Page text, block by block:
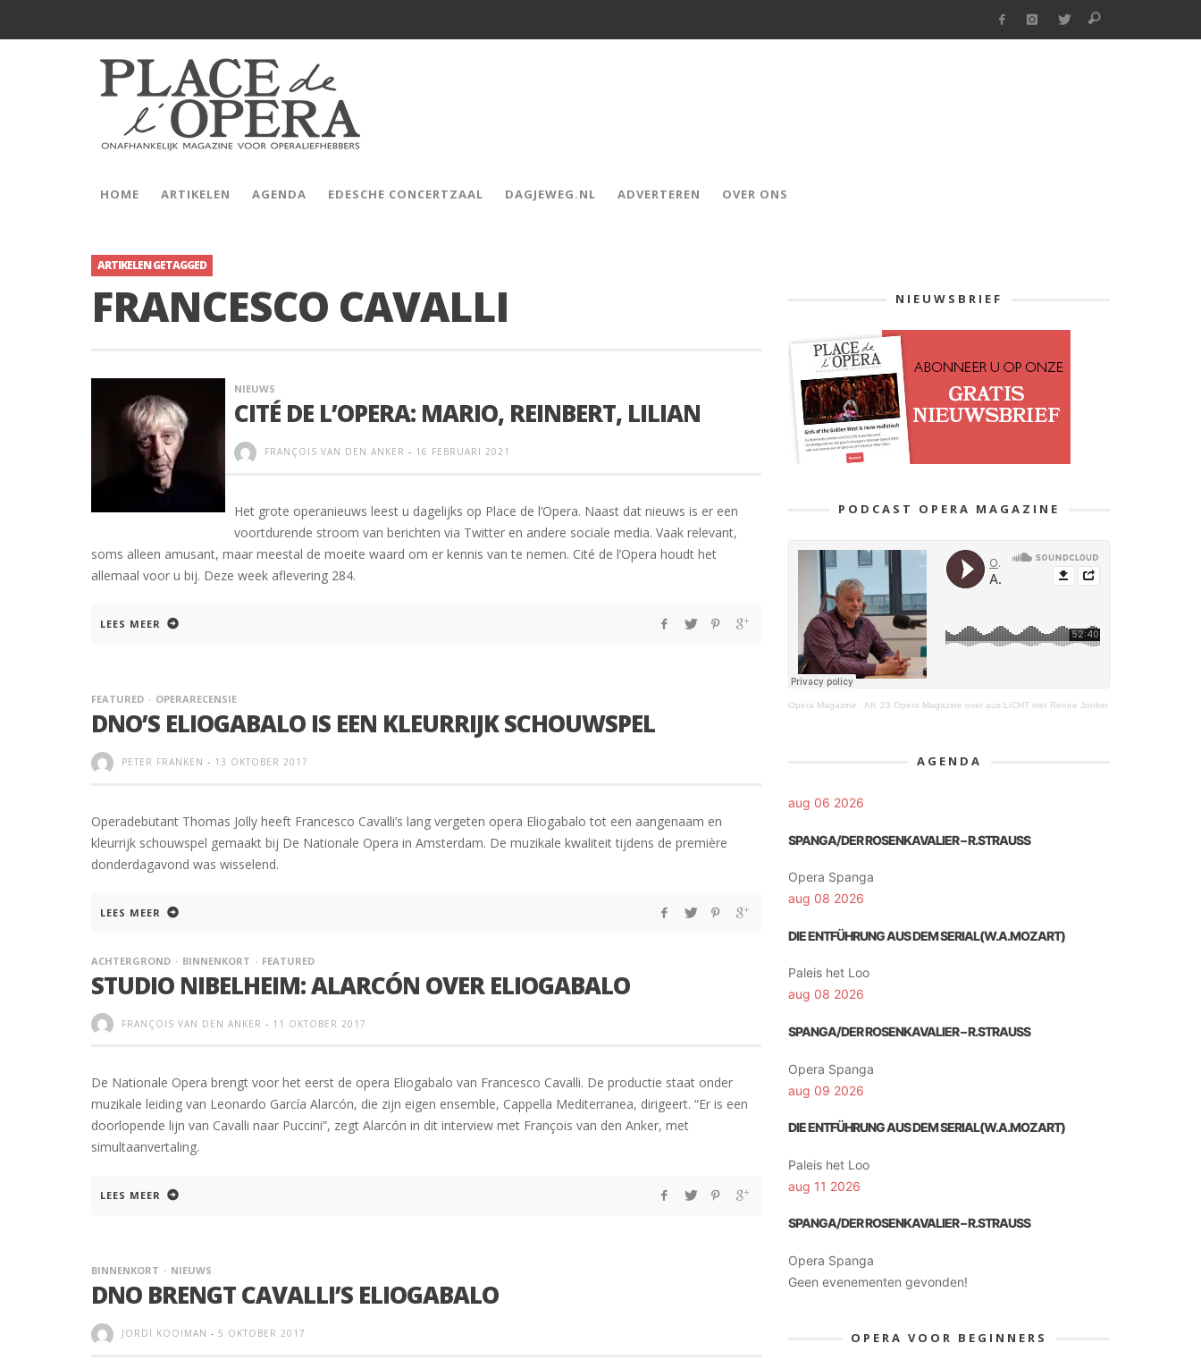
HOME ARTIKELEN AGENDA EDESCHE CONCERTZAAL DAGJEWEG.NL ADVERTEREN OVER ONS
ARTIKELEN GETAGGED
FRANCESCO CAVALLI
NIEUWS
CITÉ DE L’OPERA: MARIO, REINBERT, LILIAN
FRANÇOIS VAN DEN ANKER - 16 FEBRUARI 2021
Het grote operanieuws leest u dagelijks op Place de l’Opera. Naast dat nieuws is er een
voortdurende stroom van berichten via Twitter en andere sociale media. Vaak relevant,
soms alleen amusant, maar meestal de moeite waard om er kennis van te nemen. Cité de l’Opera houdt het
allemaal voor u bij. Deze week aflevering 284.
LEES MEER
FEATURED OPERARECENSIE
DNO’S ELIOGABALO IS EEN KLEURRIJK SCHOUWSPEL
PETER FRANKEN - 13 OKTOBER 2017
Operadebutant Thomas Jolly heeft Francesco Cavalli’s lang vergeten opera Eliogabalo tot een aangenaam en
kleurrijk schouwspel gemaakt bij De Nationale Opera in Amsterdam. De muzikale kwaliteit tijdens de première
donderdagavond was wisselend.
LEES MEER
ACHTERGROND BINNENKORT FEATURED
STUDIO NIBELHEIM: ALARCÓN OVER ELIOGABALO
FRANÇOIS VAN DEN ANKER - 11 OKTOBER 2017
De Nationale Opera brengt voor het eerst de opera Eliogabalo van Francesco Cavalli. De productie staat onder
muzikale leiding van Leonardo García Alarcón, die zijn eigen ensemble, Cappella Mediterranea, dirigeert. “Er is een
doorlopende lijn van Cavalli naar Puccini”, zegt Alarcón in dit interview met François van den Anker, met
simultaanvertaling.
LEES MEER
BINNENKORT NIEUWS
DNO BRENGT CAVALLI’S ELIOGABALO
JORDI KOOIMAN - 5 OKTOBER 2017
NIEUWSBRIEF
PODCAST OPERA MAGAZINE
Opera Magazine · Afl. 23 Opera Magazine over aus LICHT met Renee Jonker
AGENDA
aug 06 2026
SPANGA/DER ROSENKAVALIER – R.STRAUSS
Opera Spanga
aug 08 2026
DIE ENTFÜHRUNG AUS DEM SERIAL(W.A.MOZART)
Paleis het Loo
aug 08 2026
SPANGA/DER ROSENKAVALIER – R.STRAUSS
Opera Spanga
aug 09 2026
DIE ENTFÜHRUNG AUS DEM SERIAL(W.A.MOZART)
Paleis het Loo
aug 11 2026
SPANGA/DER ROSENKAVALIER – R.STRAUSS
Opera Spanga
Geen evenementen gevonden!
OPERA VOOR BEGINNERS